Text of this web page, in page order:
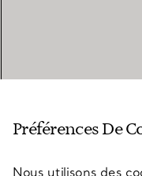
Préférences De
Nous utilisons des